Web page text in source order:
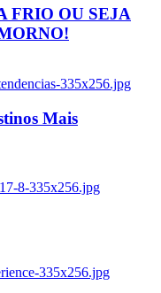
FRIO OU SEJA
335x256.jpg
Mais
8-335x256.jpg
335x256.jpg